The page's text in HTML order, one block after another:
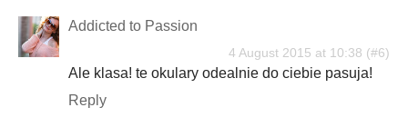
Addicted to Passion
4 August 2015 at 10:38
Ale klasa! te okulary odealnie do ciebie pasuja!
Reply